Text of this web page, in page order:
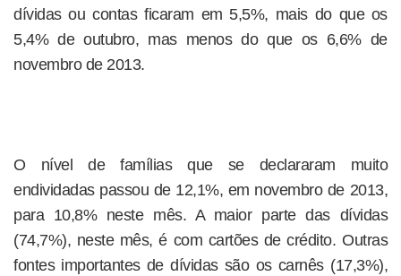
dívidas ou contas ficaram em 5,5%, mais do que os
5,4% de outubro, mas menos do que os 6,6% de
novembro de 2013.
O nível de famílias que se declararam muito
endividadas passou de 12,1%, em novembro de 2013,
para 10,8% neste mês. A maior parte das dívidas
(74,7%), neste mês, é com cartões de crédito. Outras
fontes importantes de dívidas são os carnês (17,3%),